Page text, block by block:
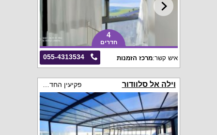
4
חדרים
055-4313534 איש קשר:מרכז הזמנות
וילה אל סלוודור